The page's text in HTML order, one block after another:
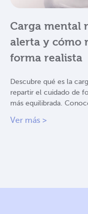
Carga mental
alerta y cómo
forma realista
Descubre qué es la
repartir el cuidado de
más equilibrada.
Ver más >